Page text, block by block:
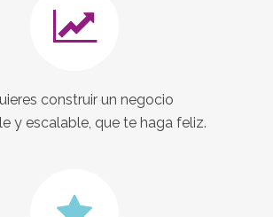
construir un negocio
y escalable, que te haga feliz.